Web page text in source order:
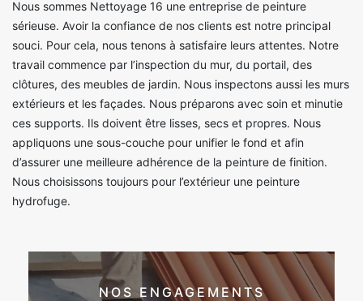
Nous sommes Nettoyage 16 une entreprise de peinture
sérieuse. Avoir la confiance de nos clients est notre principal
souci. Pour cela, nous tenons à satisfaire leurs attentes. Notre
travail commence par l’inspection du mur, du portail, des
clôtures, des meubles de jardin. Nous inspectons aussi les murs
extérieurs et les façades. Nous préparons avec soin et minutie
ces supports. Ils doivent être lisses, secs et propres. Nous
appliquons une sous-couche pour unifier le fond et afin
d’assurer une meilleure adhérence de la peinture de finition.
Nous choisissons toujours pour l’extérieur une peinture
hydrofuge.
NOS ENGAGEMENTS